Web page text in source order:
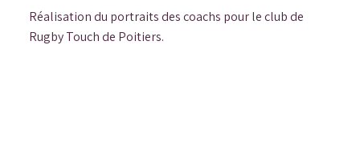
Réalisation du portraits des coachs pour le club de
Rugby Touch de Poitiers.